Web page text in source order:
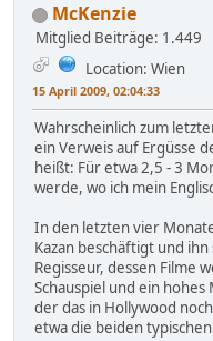
McKenzie
Mitglied Beiträge: 1.449
Location: Wien
15 April 2009, 02:04:33
Wahrscheinlich zum
ein Verweis auf Ergüsse
heißt: Für etwa 2,5 - 3
werde, wo ich mein
In den letzten vier
Kazan beschäftigt und
Regisseur, dessen Filme
Schauspiel und ein hohes
der das in Hollywood
etwa die beiden